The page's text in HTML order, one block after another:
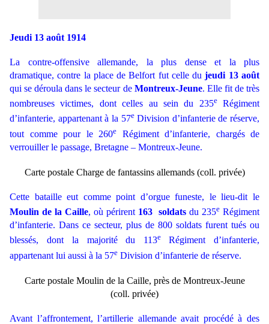
Jeudi 13 août 1914
La contre-offensive allemande, la plus dense et la plus
dramatique, contre la place de Belfort fut celle dujeudi 13 août
qui se déroula dans le secteur de Montreux-Jeune. Elle fit de très
nombreuses victimes, dont celles au sein du 235eRégiment
d’infanterie, appartenant à la 57eDivision d’infanterie de réserve,
tout comme pour le 260e Régiment d’infanterie, chargés de
verrouiller le passage, Bretagne – Montreux-Jeune.
Carte postale Charge de fantassins allemands (coll. privée)
Cette bataille eut comme point d’orgue funeste, le lieu-dit le
Moulin de la Caille, où périrent 163 soldats du 235e Régiment
d’infanterie. Dans ce secteur, plus de 800 soldats furent tués ou
blessés, dont la majorité du 113eRégiment d’infanterie,
appartenant lui aussi à la 57e Division d’infanterie de réserve.
Carte postale Moulin de la Caille, près de Montreux-Jeune
(coll. privée)
Avant l’affrontement, l’artillerie allemande avait procédé à des